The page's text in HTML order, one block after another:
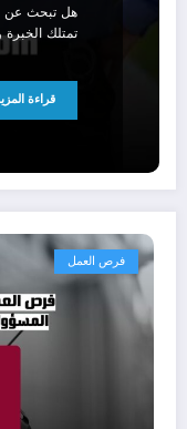
هل تبحث عن
تمتلك الخبرة
قراءة
فرص العمل